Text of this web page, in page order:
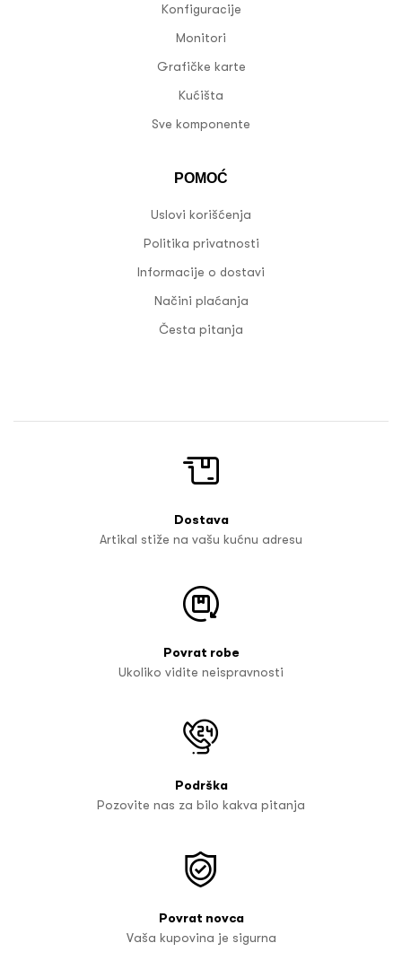
Konfiguracije
Monitori
Grafičke karte
Kućišta
Sve komponente
POMOĆ
Uslovi korišćenja
Politika privatnosti
Informacije o dostavi
Načini plaćanja
Česta pitanja
Dostava
Artikal stiže na vašu kućnu adresu
Povrat robe
Ukoliko vidite neispravnosti
Podrška
Pozovite nas za bilo kakva pitanja
Povrat novca
Vaša kupovina je sigurna